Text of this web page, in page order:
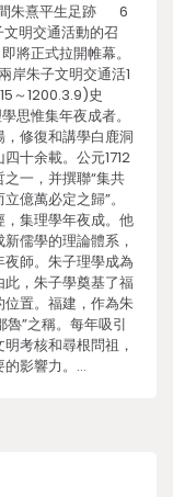
間朱熹平生足跡 6
明交通活動的召
將正式拉開帷幕。
文明交通活1
～1200.3.9)史
思惟集年夜成者。
修復和講學白鹿洞
十余載。公元1712
一，并撰聯“集共
億萬必定之歸”。
集理學年夜成。他
儒學的理論體系，
師。朱子理學成為
，朱子學奠基了福
置。福建，作為朱
魯”之稱。每年吸引
考核和尋根問祖，
的影響力。…